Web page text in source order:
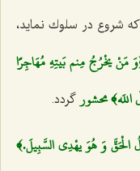
شروع در سلوك نماید،
مَنْ يخْرُجُ مِنم بَيتِهِ مُهَاجِرًا
اللَه﴾ محشور گردد.
الْحَقَّ وَ هُوَ يهْدِي السَّبِيلَ.﴾